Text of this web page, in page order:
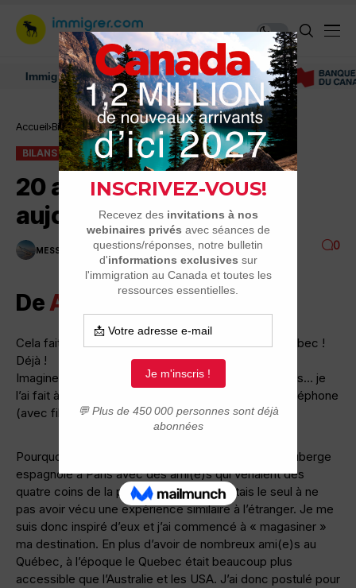
Immigrer au Canada: ressources et conseils
Accueil Bilans 20 ans au Québec aujourd’hui
BILANS
20 ans au Québec
aujourd’hui
MESSAGE DU JOUR 2 MINUTES DE LECTURE 3.1K VUES 0
DeAlex Guillaume
Cela fait 20 ans aujourd’hui que je suis arrivé au Québec !
Déjà !
Imaginez en 1995… à l’époque l’internet n’existait pas… je
l’ai fait à « l’ancienne » : Avec une brochure et un téléphone
(avec fil) qui coûtait une fortune !
Pourquoi je suis venu au Québec ? : Car je vivais l’auberge
espagnole à Paris avec des ami(e)s qui venaient des
quatre coins de la planète. Par contre j’étais le seul à ne
pas avoir vécu une expérience similaire à l’étranger. Je me
suis donc inspiré d’eux et j’ai commencé à « magasiner »
ma destination. En plus d’avoir de nombreux ami(e)s au
Québec, à l’époque le Quebec était beaucoup plus
accessible que l’Australie et les USA. J’ai donc postulé pour